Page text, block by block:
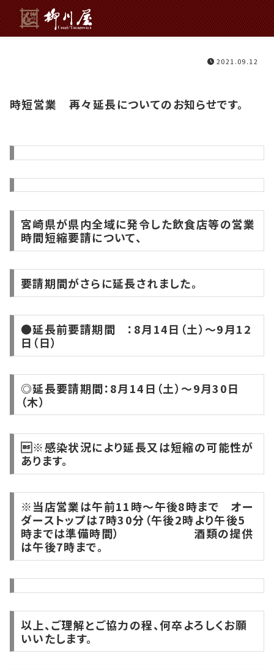
2021.09.12
時短営業 再々延長についてのお知らせです。
宮崎県が県内全域に発令した飲食店等の営業
時間短縮要請について、
要請期間がさらに延長されました。
●延長前要請期間 ：8月14日（土）〜9月12
日（日）
◎延長要請期間：8月14日（土）〜9月30日
（木）
※感染状況により延長又は短縮の可能性が
あります。
※当店営業は午前11時〜午後8時まで オー
ダーストップは7時30分（午後2時より午後5
時までは準備時間） 酒類の提供
は午後7時まで。
以上、ご理解とご協力の程、何卒よろしくお願
いいたします。